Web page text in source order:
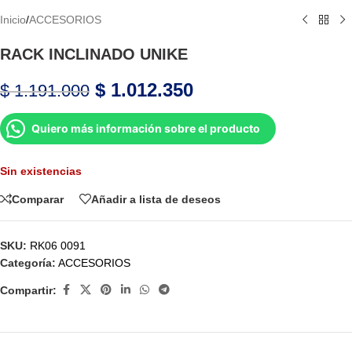
Inicio/ACCESORIOS
RACK INCLINADO UNIKE
$1.191.000 $ 1.012.350
Quiero más información sobre el producto
Sin existencias
Comparar Añadir a lista de deseos
SKU: RK06 0091
Categoría: ACCESORIOS
Compartir: